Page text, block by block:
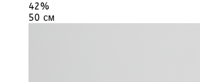
42%
50 см